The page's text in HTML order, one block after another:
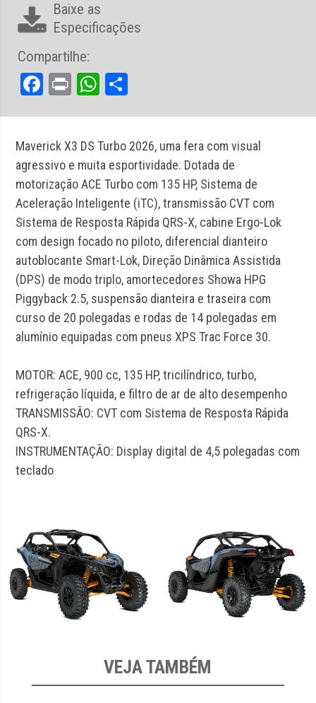
Maverick X3 DS Turbo 2026, uma fera com visual
agressivo e muita esportividade. Dotada de
motorização ACE Turbo com 135 HP, Sistema de
Aceleração Inteligente (iTC), transmissão CVT com
Sistema de Resposta Rápida QRS-X, cabine Ergo-Lok
com design focado no piloto, diferencial dianteiro
autoblocante Smart-Lok, Direção Dinâmica Assistida
(DPS) de modo triplo, amortecedores Showa HPG
Piggyback 2.5, suspensão dianteira e traseira com
curso de 20 polegadas e rodas de 14 polegadas em
alumínio equipadas com pneus XPS Trac Force 30.
MOTOR: ACE, 900 cc, 135 HP, tricilíndrico, turbo,
refrigeração líquida, e filtro de ar de alto desempenho
TRANSMISSÃO: CVT com Sistema de Resposta Rápida
QRS-X.
INSTRUMENTAÇÃO: Display digital de 4,5 polegadas com
teclado
Baixe as
Especificações
Compartilhe:
Facebook
PrintWhatsApp
VEJA TAMBÉM